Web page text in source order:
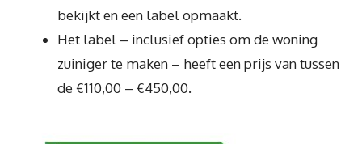
bekijkt en een label opmaakt.
Het label – inclusief opties om de woning
zuiniger te maken – heeft een prijs van tussen
de €110,00 – €450,00.